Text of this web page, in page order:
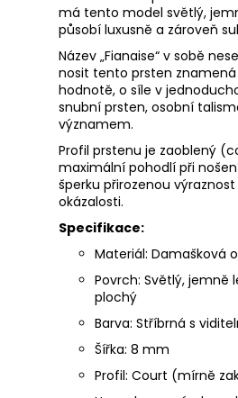
má tento model světlý,
působí luxusně a zároveň
Název „Fianaise“ v sobě
nosit tento prsten
hodnotě, o síle v
snubní prsten, osobní
významem.
Profil prstenu je zaoblený
maximální pohodlí při
šperku přirozenou
okázalosti.
Specifikace:
Materiál: Damašková
Povrch: Světlý, jemně
plochý
Barva: Stříbrná s
Šířka: 8 mm
Profil: Court (mírně